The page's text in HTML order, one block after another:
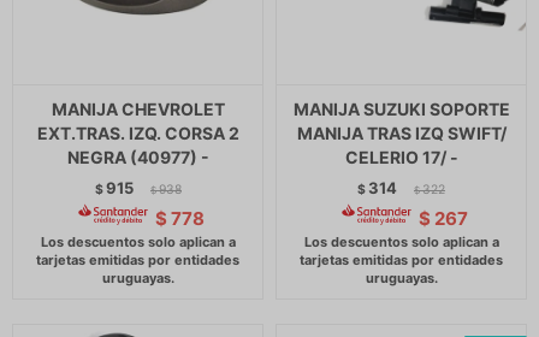
MANIJA CHEVROLET
EXT.TRAS. IZQ. CORSA 2
NEGRA (40977) -
$915 $ 938
$ 778
MANIJA SUZUKI SOPORTE
MANIJA TRAS IZQ SWIFT/
CELERIO 17/ -
$ 314 $ 322
$ 267